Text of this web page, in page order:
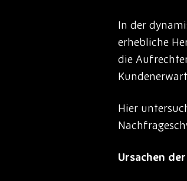
In der
erhebliche
die
Hier
Ursachen